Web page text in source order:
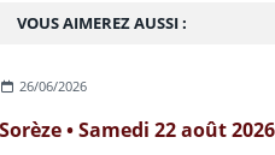
VOUS AIMEREZ AUSSI :
26/06/2026